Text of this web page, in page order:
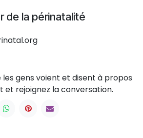
de la périnatalité
les gens voient et disent à propos
et rejoignez la conversation.